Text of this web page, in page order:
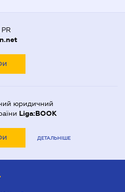
юридичний
Liga:BOOK
ДЕТАЛЬНІШЕ